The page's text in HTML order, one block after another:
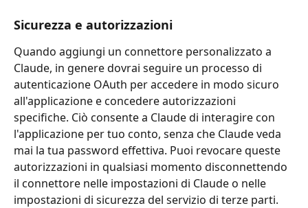
Sicurezza e autorizzazioni
Quando aggiungi un connettore personalizzato a
Claude, in genere dovrai seguire un processo di
autenticazione OAuth per accedere in modo sicuro
all'applicazione e concedere autorizzazioni
specifiche. Ciò consente a Claude di interagire con
l'applicazione per tuo conto, senza che Claude veda
mai la tua password effettiva. Puoi revocare queste
autorizzazioni in qualsiasi momento disconnettendo
il connettore nelle impostazioni di Claude o nelle
impostazioni di sicurezza del servizio di terze parti.